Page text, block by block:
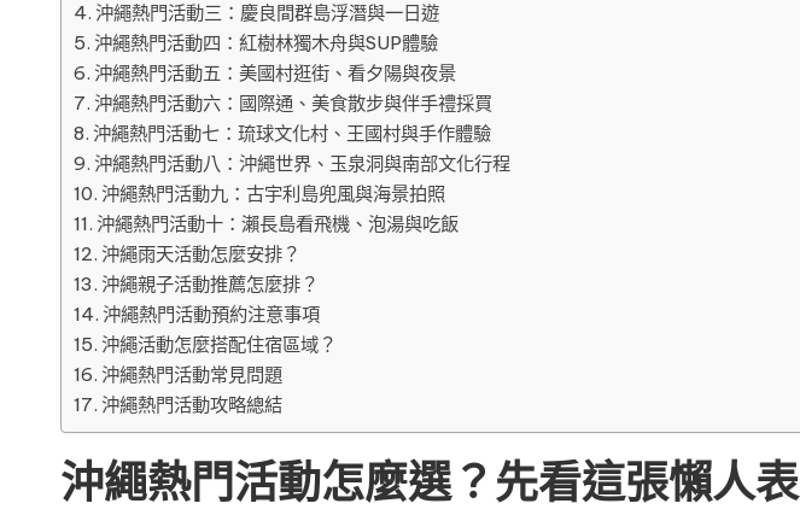
沖繩熱門活動三：慶良間群島浮潛與一日遊
沖繩熱門活動四：紅樹林獨木舟與SUP體驗
沖繩熱門活動五：美國村逛街、看夕陽與夜景
沖繩熱門活動六：國際通、美食散步與伴手禮採買
沖繩熱門活動七：琉球文化村、王國村與手作體驗
沖繩熱門活動八：沖繩世界、玉泉洞與南部文化行程
沖繩熱門活動九：古宇利島兜風與海景拍照
沖繩熱門活動十：瀨長島看飛機、泡湯與吃飯
沖繩雨天活動怎麼安排？
沖繩親子活動推薦怎麼排？
沖繩熱門活動預約注意事項
沖繩活動怎麼搭配住宿區域？
沖繩熱門活動常見問題
沖繩熱門活動攻略總結
沖繩熱門活動怎麼選？先看這張懶人表